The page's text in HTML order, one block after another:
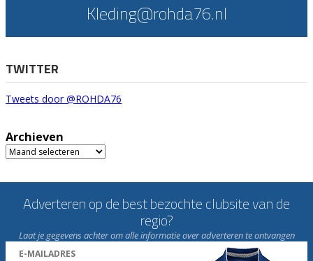
Kleding@rohda76.nl
TWITTER
Tweets door @ROHDA76
Archieven
Archieven
Adverteren op de best bezochte clubsite van de
regio?
Laat je gegevens achter om alle informatie over adverteren te ontvangen